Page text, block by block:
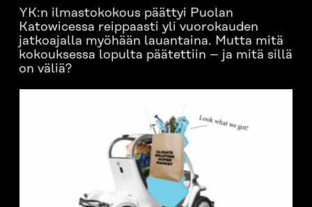
YK:n ilmastokokous päättyi Puolan
Katowicessa reippaasti yli vuorokauden
jatkoajalla myöhään lauantaina. Mutta mitä
kokouksessa lopulta päätettiin – ja mitä sillä
on väliä?